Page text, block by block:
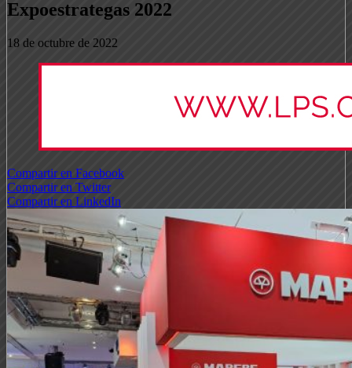
Expoestrategas 2022
18 de octubre de 2022
Compartir en Facebook
Compartir en Twitter
Compartir en LinkedIn